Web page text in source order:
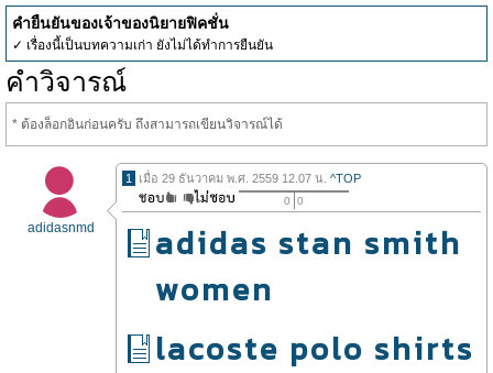
คำยืนยันของเจ้าของนิยายฟิคชั่น
✓ เรื่องนี้เป็นบทความเก่า ยังไม่ได้ทำการยืนยัน
คำวิจารณ์
* ต้องล็อกอินก่อนครับ ถึงสามารถเขียนวิจารณ์ได้
adidasnmd
1 เมื่อ 29 ธันวาคม พ.ศ. 2559 12.07 น. ^TOP
0 0
adidas stan smith
women
lacoste polo shirts